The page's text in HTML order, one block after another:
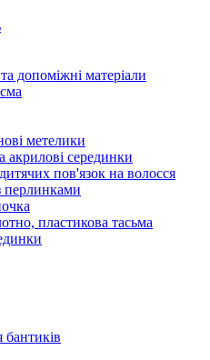
допоміжні матеріали
метелики
акрилові серединки
пов'язок на волосся
перлинками
пластикова тасьма